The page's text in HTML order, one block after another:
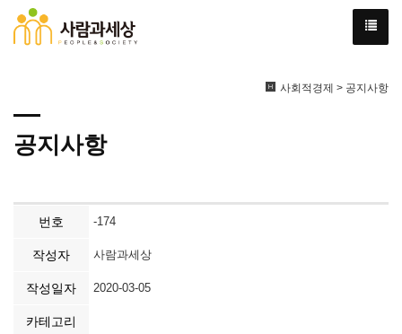
사회적경제 > 공지사항
공지사항
번호 -174
작성자 사람과세상
작성일자 2020-03-05
카테고리